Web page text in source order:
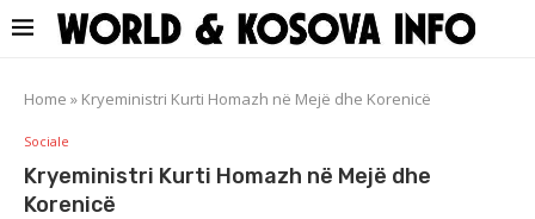
Home » Kryeministri Kurti Homazh në Mejë dhe Korenicë
Sociale
Kryeministri Kurti Homazh në Mejë dhe
Korenicë